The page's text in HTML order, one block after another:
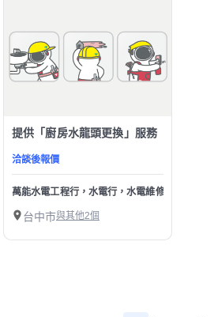
提供「廚房水龍頭更換」服務
洽談後報價
萬能水電工程行，水電行，水電維修，家庭水電
台中市與其他2個